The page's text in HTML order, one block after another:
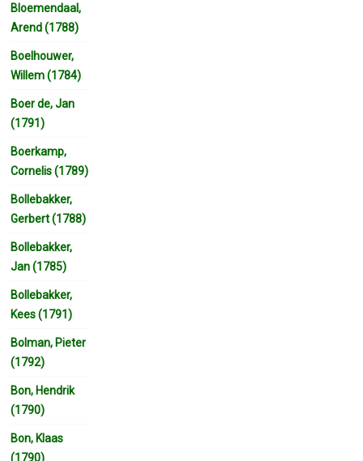
Bloemendaal,
Arend (1788)
Boelhouwer,
Willem (1784)
Boer de, Jan
(1791)
Boerkamp,
Cornelis (1789)
Bollebakker,
Gerbert (1788)
Bollebakker,
Jan (1785)
Bollebakker,
Kees (1791)
Bolman, Pieter
(1792)
Bon, Hendrik
(1790)
Bon, Klaas
(1790)